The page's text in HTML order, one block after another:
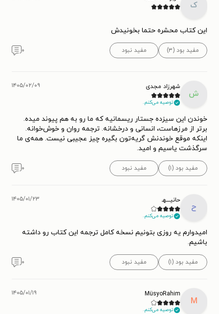
ک
این کتاب محشره حتما بخونیدش
مفید بود (۳) مفید نبود ۰
ش
شهرزاد مجدی
توصیه می‌کنم.
۱۴۰۵/۰۲/۰۹
خوندن این سیزده جستار ریسمانیه که ما رو به هم پیوند میده.
برتر از مرزهاست، انسانی و درخشانه. ترجمه روان و خوش‌خوانه.
اینکه موقع خوندنش گریه‌تون بگیره چیز عجیبی نیست. همه‌ی ما
سرگذشت یاسیم و امید.
مفید بود (۱) مفید نبود ۰
ح
حانیــــهـ
توصیه می‌کنم.
۱۴۰۵/۰۱/۲۳
امیدوارم یه روزی بتونیم نسخه کامل ترجمه این کتاب رو داشته
باشیم.
مفید بود (۱) مفید نبود ۰
M
MüsyoRahim
توصیه می‌کنم.
۱۴۰۵/۰۱/۱۹